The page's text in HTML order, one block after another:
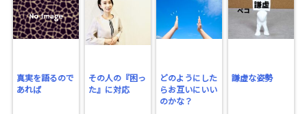
真実を語るので
あれば
その人の『困っ
た』に対応
どのようにした
らお互いにいい
のかな？
謙虚な姿勢